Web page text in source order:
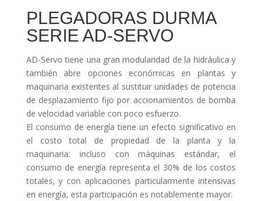
PLEGADORAS DURMA
SERIE AD-SERVO
AD-Servo tiene una gran modularidad de la hidráulica y
también abre opciones económicas en plantas y
maquinaria existentes al sustituir unidades de potencia
de desplazamiento fijo por accionamientos de bomba
de velocidad variable con poco esfuerzo.
El consumo de energía tiene un efecto significativo en
el costo total de propiedad de la planta y la
maquinaria: incluso con máquinas estándar, el
consumo de energía representa el 30% de los costos
totales, y con aplicaciones particularmente intensivas
en energía, esta participación es notablemente mayor.